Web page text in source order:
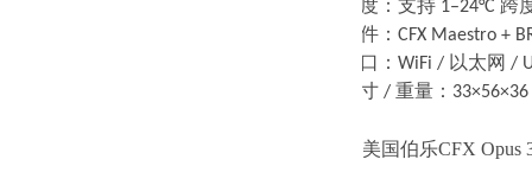
梯度：支持 1–24°C 跨
软件： CFX Maestro +
接口： WiFi / 以太网 /
尺寸 / 重量：
美国伯乐CFX Opus